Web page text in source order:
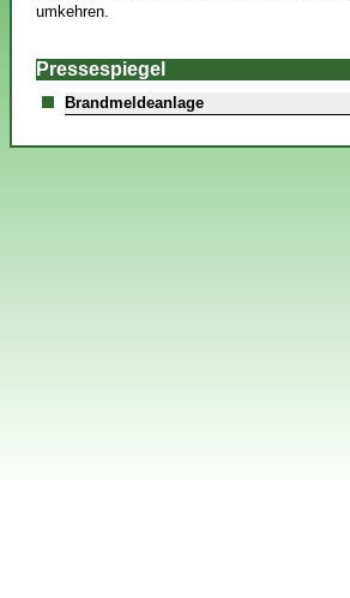
umkehren.
Pressespiegel
Brandmeldeanlage